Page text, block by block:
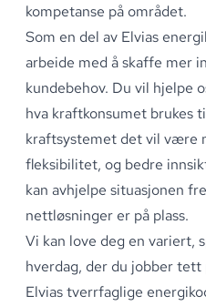
kompetanse på området.
Som en del av Elvias
arbeide med å skaffe mer
kundebehov. Du vil hjelpe
hva kraftkonsumet brukes
kraftsystemet det vil være
fleksibilitet, og bedre
kan avhjelpe situasjonen
nettløsninger er på plass.
Vi kan love deg en variert,
hverdag, der du jobber
Elvias tverrfaglige